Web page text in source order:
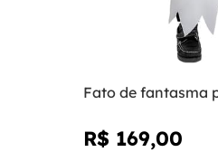
Fato de fantasma
R$ 169,00